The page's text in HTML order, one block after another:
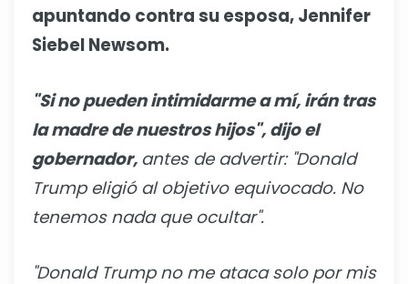
apuntando contra su esposa, Jennifer
Siebel Newsom.
"Si no pueden intimidarme a mí, irán tras
la madre de nuestros hijos", dijo el
gobernador, antes de advertir: "Donald
Trump eligió al objetivo equivocado. No
tenemos nada que ocultar".
"Donald Trump no me ataca solo por mis